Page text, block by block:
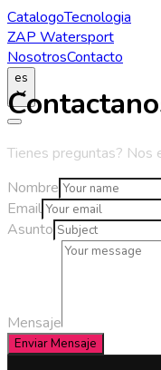
CatalogoTecnologia
ZAP Watersport
NosotrosContacto
es
Tienes preguntas? Nos
Nombre
Email
Asunto
Mensaje
Enviar Mensaje